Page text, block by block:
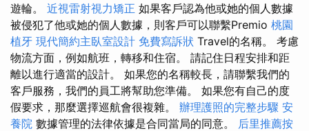
遊輪。 近視雷射視力矯正 如果客戶認為他或她的個人數據
被侵犯了他或她的個人數據，則客戶可以聯繫Premio 桃園
植牙 現代簡約主臥室設計 免費寫訴狀 Travel的名稱。 考慮
物流方面，例如航班，轉移和住宿。 請記住日程安排和距
離以進行適當的設計。 如果您的名稱較長，請聯繫我們的
客戶服務，我們的員工將幫助您準備。 如果您有自己的度
假要求，那麼選擇巡航會很複雜。 辦理護照的完整步驟 安
養院 數據管理的法律依據是合同當局的同意。 后里推薦按